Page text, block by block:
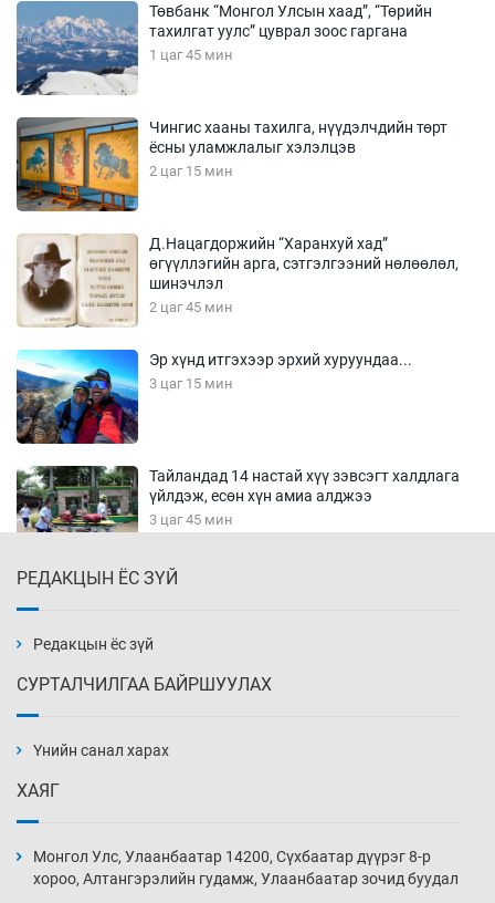
Төвбанк “Монгол Улсын хаад”, “Төрийн
тахилгат уулс” цуврал зоос гаргана
1 цаг 45 мин
Чингис хааны тахилга, нүүдэлчдийн төрт
ёсны уламжлалыг хэлэлцэв
2 цаг 15 мин
Д.Нацагдоржийн “Харанхуй хад”
өгүүллэгийн арга, сэтгэлгээний нөлөөлөл,
шинэчлэл
2 цаг 45 мин
Эр хүнд итгэхээр эрхий хуруундаа...
3 цаг 15 мин
Тайландад 14 настай хүү зэвсэгт халдлага
үйлдэж, есөн хүн амиа алджээ
3 цаг 45 мин
4 цаг 45 мин
5 цаг 15 мин
РЕДАКЦЫН ЁС ЗҮЙ
Редакцын ёс зүй
СУРТАЛЧИЛГАА БАЙРШУУЛАХ
Үнийн санал харах
ХАЯГ
Монгол Улс, Улаанбаатар 14200, Сүхбаатар дүүрэг 8-р
хороо, Алтангэрэлийн гудамж, Улаанбаатар зочид буудал